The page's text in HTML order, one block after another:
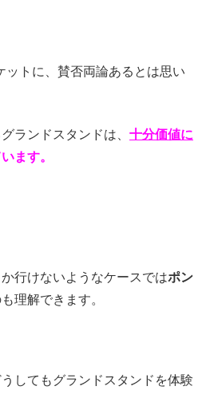
ットに、賛否両論あるとは思い
ランドスタンドは、 十分価値に
ます。
行けないようなケースではポン
理解できます。
してもグランドスタンドを体験